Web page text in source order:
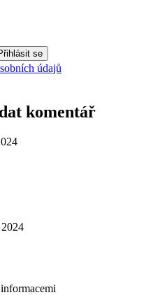
údajů
komentář